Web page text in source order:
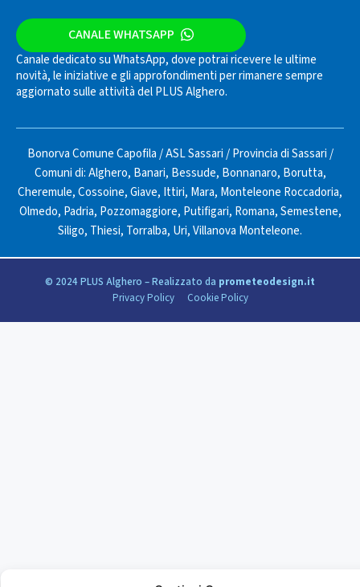
CANALE WHATSAPP
Canale dedicato su WhatsApp, dove potrai ricevere le ultime
novità, le iniziative e gli approfondimenti per rimanere sempre
aggiornato sulle attività del PLUS Alghero.
Bonorva Comune Capofila/ASL Sassari/Provincia di Sassari/
Comuni di:Alghero, Banari, Bessude, Bonnanaro, Borutta,
Cheremule,Cossoine,Giave, Ittiri, Mara, Monteleone Roccadoria,
Olmedo, Padria, Pozzomaggiore, Putifigari, Romana,Semestene,
Siligo, Thiesi, Torralba, Uri,Villanova Monteleone.
© 2024 PLUS Alghero – Realizzato da prometeodesign.it
Privacy Policy
Cookie Policy